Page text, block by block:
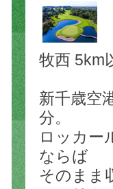
牧西 5km
新千歳空
分。
ロッカー
ならば
そのまま